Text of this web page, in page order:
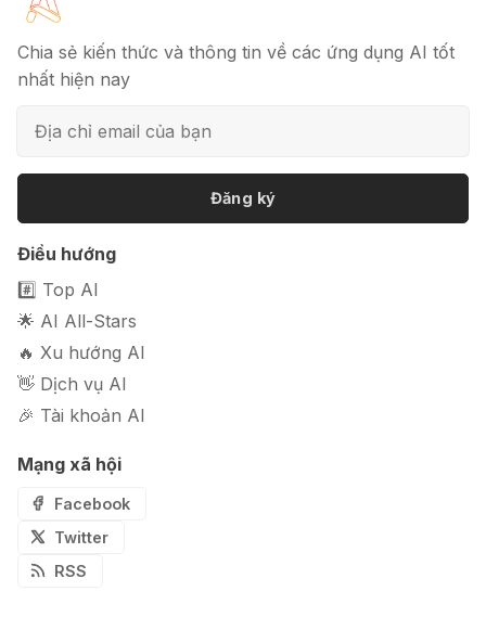
ảnh sản phẩm chuyên nghiệp
Chia sẻ kiến thức và thông tin về các ứng dụng AI tốt
nhất hiện nay
Đăng ký
Điều hướng
#️⃣ Top AI
🌟 AI All-Stars
🔥 Xu hướng AI
👋 Dịch vụ AI
🎉 Tài khoản AI
Mạng xã hội
Facebook
Twitter
RSS